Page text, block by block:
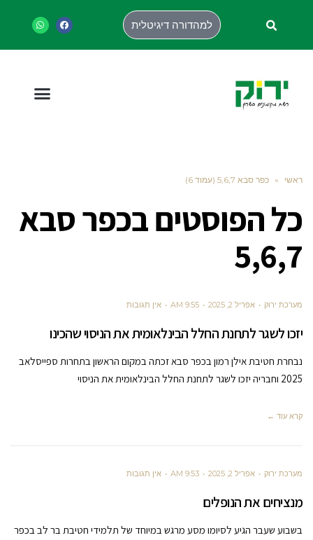
למהדורה דיגיטלית
ראשי » כפר סבא 5,6,7 (עמוד 6)
כל הפוסטים בכפר סבא
5,6,7
מערכת ירוק אפריל 2, 2025 9:55 AM אין תגובות
יזכו לשגר לתחנת החלל הבינלאומית את הניסוי שהכינו
נבחרת חטיבת אילן רמון בכפר סבא זכתה במקום הראשון בתחרות ספייסלאב
2025 וחבריה יזכו לשגר לתחנת החלל הבינלאומית את הניסוי
קרא עוד ←
מערכת ירוק אפריל 2, 2025 9:53 AM אין תגובות
מנציחים את הנופלים
בשבוע שעבר הגיע לסיומו מסע מרגש במיוחד של תלמידי חטיבת בר לב בכפר